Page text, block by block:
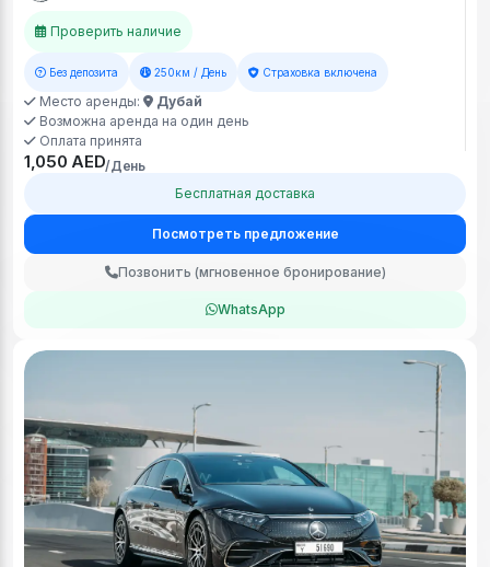
Проверить наличие
Без депозита 250км / День Страховка включена
Место аренды:
Дубай
Возможна аренда на один день
Оплата принята
1,050 AED/День
Бесплатная доставка
Посмотреть предложение
Позвонить (мгновенное бронирование)
WhatsApp